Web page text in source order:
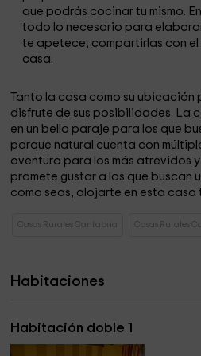
que podrás cocinar tu mismo.
todo lo necesario para
te apetece, compartirlas con
casa.
Tanto la casa como su
disfrute de sus posibilidades. La
en un bello paraje para los que
parque natural cuenta con
aventura para los más atrevidos
promete gustar a los que buscan
como seas, alojarte en esta casa
Casas Rurales Cantabria Casas Rurales
Habitaciones
Habitación doble 1